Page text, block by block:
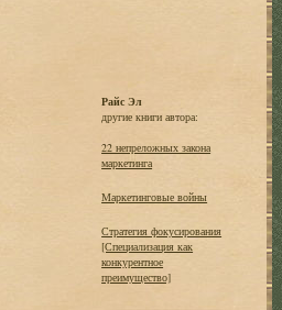
Райс Эл
другие книги автора:
22 непреложных закона
маркетинга
Маркетинговые войны
Стратегия фокусирования
[Специализация как
конкурентное
преимущество]